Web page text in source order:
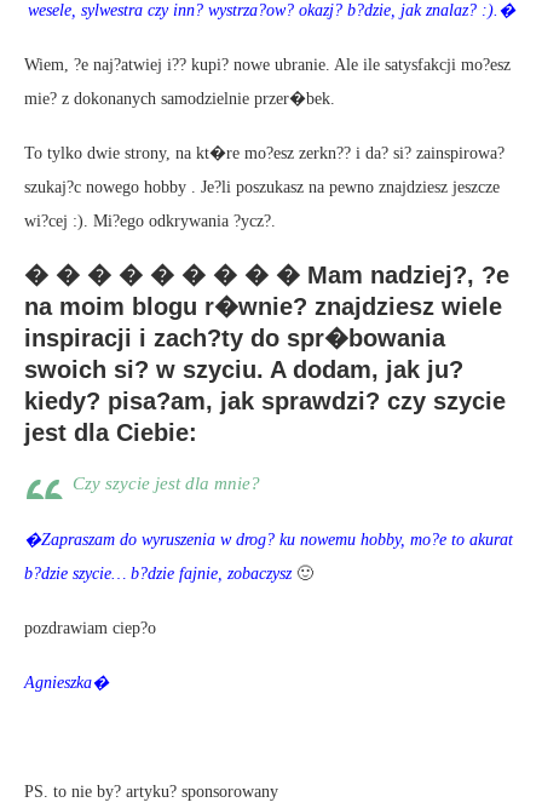
wesele, sylwestra czy inn? wystrza?ow? okazj? b?dzie, jak znalaz? :).�
Wiem, ?e naj?atwiej i?? kupi? nowe ubranie. Ale ile satysfakcji mo?esz
mie? z dokonanych samodzielnie przer�bek.
To tylko dwie strony, na kt�re mo?esz zerkn?? i da? si? zainspirowa?
szukaj?c nowego hobby . Je?li poszukasz na pewno znajdziesz jeszcze
wi?cej :). Mi?ego odkrywania ?ycz?.
� � � � � � � � � Mam nadziej?, ?e
na moim blogu r�wnie? znajdziesz wiele
inspiracji i zach?ty do spr�bowania
swoich si? w szyciu. A dodam, jak ju?
kiedy? pisa?am, jak sprawdzi? czy szycie
jest dla Ciebie:
Czy szycie jest dla mnie?
�Zapraszam do wyruszenia w drog? ku nowemu hobby, mo?e to akurat
b?dzie szycie… b?dzie fajnie, zobaczysz 🙂
pozdrawiam ciep?o
Agnieszka�
PS. to nie by? artyku? sponsorowany